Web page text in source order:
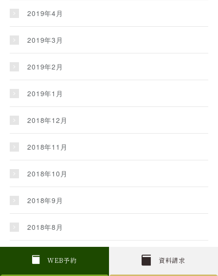
W EB予約 資料請求
2019年4月
2019年3月
2019年2月
2019年1月
2018年12月
2018年11月
2018年10月
2018年9月
2018年8月
2018年7月